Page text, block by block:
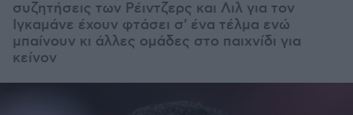
συζητήσεις των Ρέιντζερς και Λιλ για τον
Ιγκαμάνε έχουν φτάσει σ' ένα τέλμα ενώ
μπαίνουν κι άλλες ομάδες στο παιχνίδι για
κείνον